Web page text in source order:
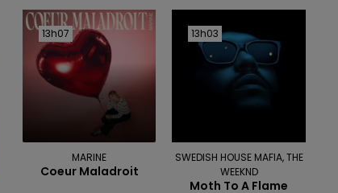
13h07
13h07
MARINE
Coeur Maladroit
13h03
13h03
SWEDISH HOUSE MAFIA, THE
WEEKND
Moth To A Flame